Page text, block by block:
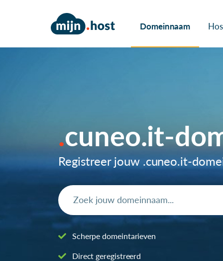
Domeinnaam
cuneo.it-
Registreer jouw .cuneo.it-
Scherpe domeintarieven
Direct geregistreerd